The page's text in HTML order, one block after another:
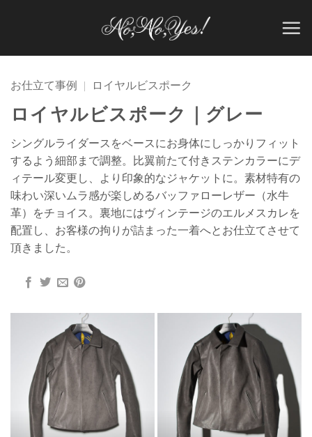
お仕立て事例 | ロイヤルビスポーク
ロイヤルビスポーク｜グレー
シングルライダースをベースにお身体にしっかりフィット
するよう細部まで調整。比翼前たて付きステンカラーにデ
ィテール変更し、より印象的なジャケットに。素材特有の
味わい深いムラ感が楽しめるバッファローレザー（水牛
革）をチョイス。裏地にはヴィンテージのエルメスカレを
配置し、お客様の拘りが詰まった一着へとお仕立てさせて
頂きました。